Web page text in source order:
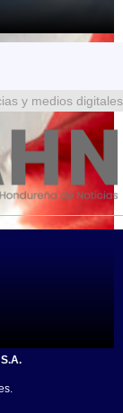
y medios digitales